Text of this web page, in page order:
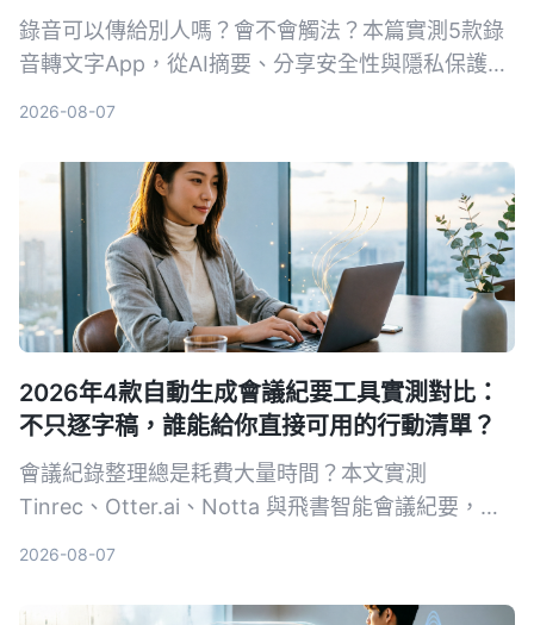
錄音可以傳給別人嗎？會不會觸法？本篇實測5款錄
音轉文字App，從AI摘要、分享安全性與隱私保護角
2026-08-07
2026年4款自動生成會議紀要工具實測對比：
不只逐字稿，誰能給你直接可用的行動清單？
會議紀錄整理總是耗費大量時間？本文實測
Tinrec、Otter.ai、Notta 與飛書智能會議紀要，從
再加班整理。
2026-08-07